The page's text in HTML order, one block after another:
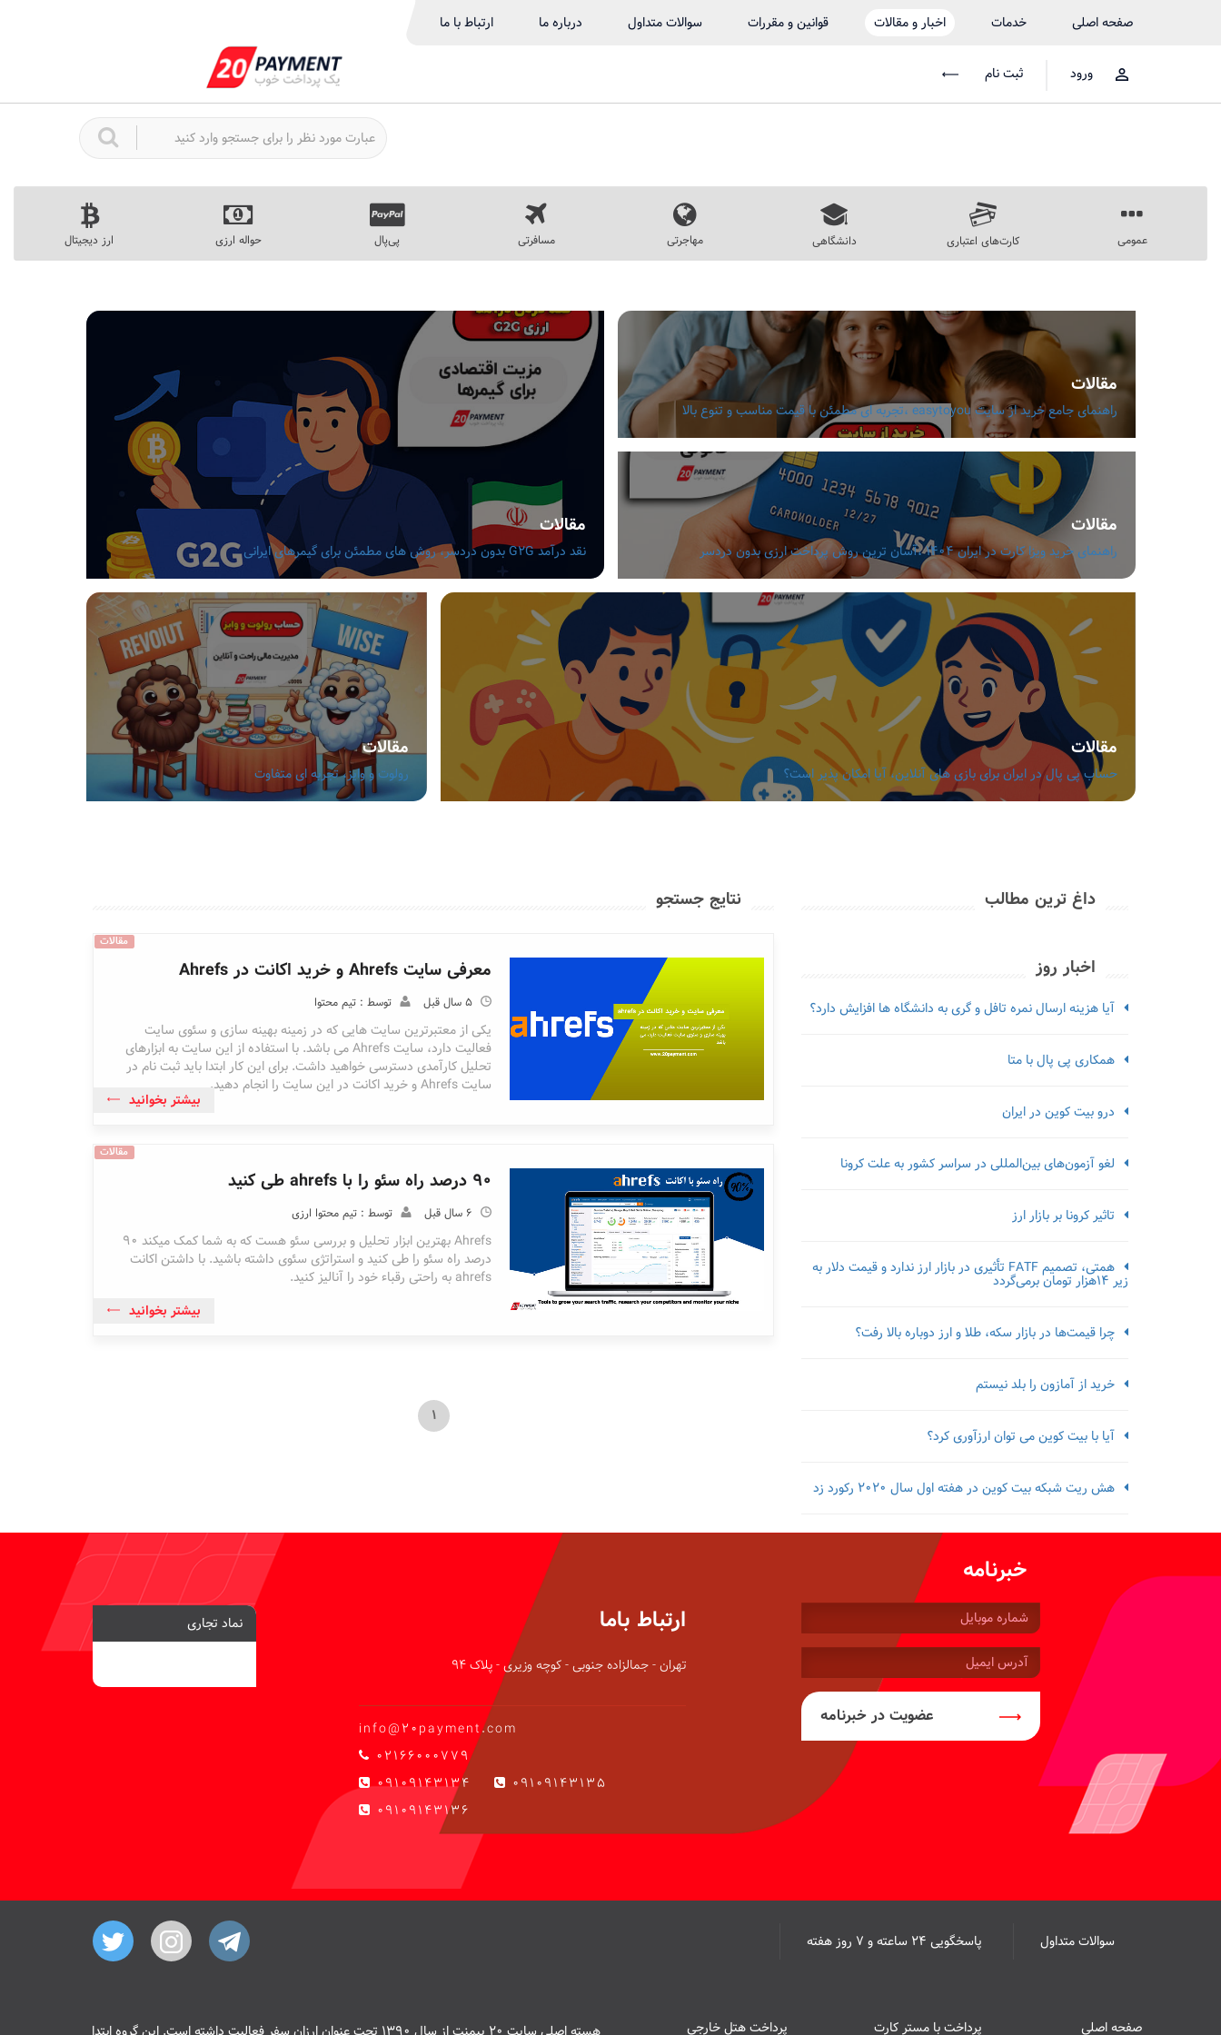
صفحه اصلی خدمات اخبار و مقالات قوانین و مقررات سوالات متداول درباره ما ارتباط با ما
ورود ثبت نام
عمومی کارت‌های اعتباری دانشگاهی مهاجرتی مسافرتی پی‌پال حواله ارزی ارز دیجیتال
مقالات
راهنمای جامع خرید از سایت easytoyou ،تجربه ای مطمئن با قیمت مناسب و تنوع بالا
مقالات
راهنمای خرید ویزا کارت در ایران 1404 ،آسان ترین روش پرداخت ارزی بدون دردسر
مقالات
نقد درآمد G2G بدون دردسر، روش های مطمئن برای گیمرهای ایرانی
مقالات
حساب پی پال در ایران برای بازی های آنلاین، آیا امکان پذیر است؟
مقالات
رولوت و وایز، تجربه ای متفاوت
نتایج جستجو
مقالات
معرفی سایت Ahrefs و خرید اکانت در Ahrefs
5 سال قبل توسط : تیم محتوا
یکی از معتبرترین سایت هایی که در زمینه بهینه سازی و سئوی سایت
فعالیت دارد، سایت Ahrefs می باشد. با استفاده از این سایت به ابزارهای
تحلیل کارآمدی دسترسی خواهید داشت. برای این کار ابتدا باید ثبت نام در
سایت Ahrefs و خرید اکانت در این سایت را انجام دهید.
بیشتر بخوانید
مقالات
90 درصد راه سئو را با ahrefs طی کنید
6 سال قبل توسط : تیم محتوا ارزی
Ahrefs بهترین ابزار تحلیل و بررسی سئو هست که به شما کمک میکند 90
درصد راه سئو را طی کنید و استراتژی سئوی داشته باشید. با داشتن اکانت
ahrefs به راحتی رقباء خود را آنالیز کنید.
بیشتر بخوانید
1
داغ ترین مطالب
اخبار روز
آیا هزینه ارسال نمره تافل و گری به دانشگاه ها افزایش دارد؟
همکاری پی پال با متا
درو بیت کوین در ایران
لغو آزمون‌‌های بین‌المللی در سراسر کشور به علت کرونا
تاثیر کرونا بر بازار ارز
همتی، تصمیم FATF تأثیری در بازار ارز ندارد و قیمت دلار به
زیر ۱۴هزار تومان برمی‌گردد
چرا قیمت‌ها در بازار سکه، طلا و ارز دوباره بالا رفت؟
خرید از آمازون را بلد نیستم
آیا با بیت کوین می توان ارزآوری کرد؟
هش ریت شبکه بیت کوین در هفته اول سال 2020 رکورد زد
خبرنامه
شماره
موبایل:
آدرس
ایمیل:
عضویت در خبرنامه
ارتباط باما
تهران - جمالزاده جنوبی - کوچه وزیری - پلاک 94
info@20payment.com
02166000779
09109143134
09109143135
09109143136
نماد تجاری
سوالات متداول پاسخگویی ۲۴ ساعته و ۷ روز هفته
صفحه اصلی پرداخت با مستر کارت پرداخت هتل خارجی